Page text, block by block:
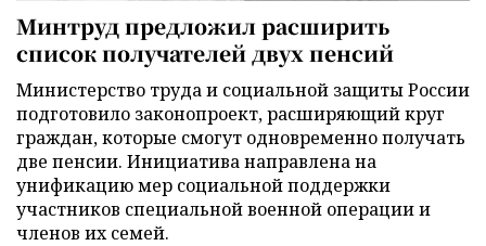
Минтруд предложил расширить
список получателей двух пенсий
Министерство труда и социальной защиты России
подготовило законопроект, расширяющий круг
граждан, которые смогут одновременно получать
две пенсии. Инициатива направлена на
унификацию мер социальной поддержки
участников специальной военной операции и
членов их семей.